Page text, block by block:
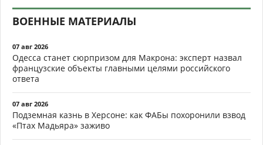
ВОЕННЫЕ МАТЕРИАЛЫ
07 авг 2026
Одесса станет сюрпризом для Макрона: эксперт назвал
французские объекты главными целями российского
ответа
07 авг 2026
Подземная казнь в Херсоне: как ФАБы похоронили взвод
«Птах Мадьяра» заживо